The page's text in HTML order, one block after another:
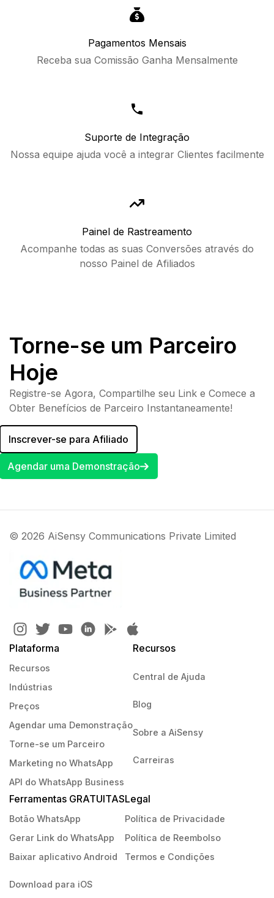
Pagamentos Mensais
Receba sua Comissão Ganha Mensalmente
Suporte de Integração
Nossa equipe ajuda você a integrar Clientes facilmente
Painel de Rastreamento
Acompanhe todas as suas Conversões através do
nosso Painel de Afiliados
Torne-se um Parceiro
Hoje
Registre-se Agora, Compartilhe seu Link e Comece a
Obter Benefícios de Parceiro Instantaneamente!
Inscrever-se para Afiliado
Agendar uma Demonstração
© 2026 AiSensy Communications Private Limited
Plataforma
Recursos
Indústrias
Preços
Agendar uma Demonstração
Torne-se um Parceiro
Marketing no WhatsApp
API do WhatsApp Business
Recursos
Central de Ajuda
Blog
Sobre a AiSensy
Carreiras
Ferramentas GRATUITAS
Botão WhatsApp
Gerar Link do WhatsApp
Baixar aplicativo Android
Download para iOS
Legal
Política de Privacidade
Política de Reembolso
Termos e Condições